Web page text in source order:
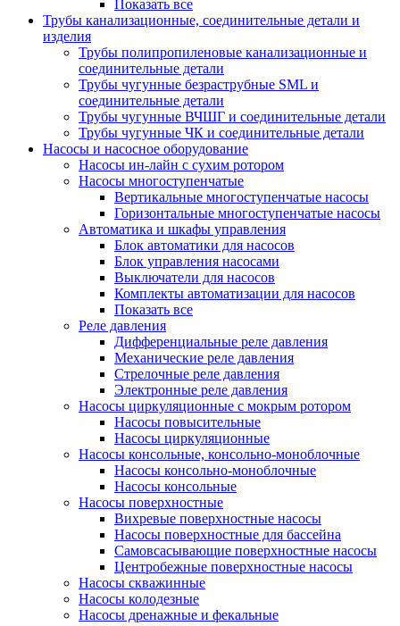
Показать все
Трубы канализационные, соединительные детали и
изделия
Трубы полипропиленовые канализационные и
соединительные детали
Трубы чугунные безраструбные SML и
соединительные детали
Трубы чугунные ВЧШГ и соединительные детали
Трубы чугунные ЧК и соединительные детали
Насосы и насосное оборудование
Насосы ин-лайн с сухим ротором
Насосы многоступенчатые
Вертикальные многоступенчатые насосы
Горизонтальные многоступенчатые насосы
Автоматика и шкафы управления
Блок автоматики для насосов
Блок управления насосами
Выключатели для насосов
Комплекты автоматизации для насосов
Показать все
Реле давления
Дифференциальные реле давления
Механические реле давления
Стрелочные реле давления
Электронные реле давления
Насосы циркуляционные с мокрым ротором
Насосы повысительные
Насосы циркуляционные
Насосы консольные, консольно-моноблочные
Насосы консольно-моноблочные
Насосы консольные
Насосы поверхностные
Вихревые поверхностные насосы
Насосы поверхностные для бассейна
Самовсасывающие поверхностные насосы
Центробежные поверхностные насосы
Насосы скважинные
Насосы колодезные
Насосы дренажные и фекальные